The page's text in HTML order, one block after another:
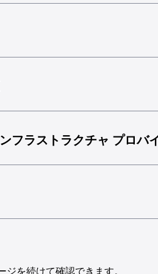
フラストラクチャ プロバ
ジを続けて確認できます。